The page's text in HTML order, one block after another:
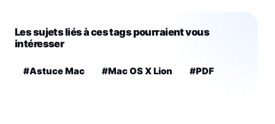
Les sujets liés à ces tags pourraient vous
intéresser
#Astuce Mac #Mac OS X Lion #PDF